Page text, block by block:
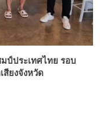
ป์ประเทศไทย รอบ
สียงจังหวัด